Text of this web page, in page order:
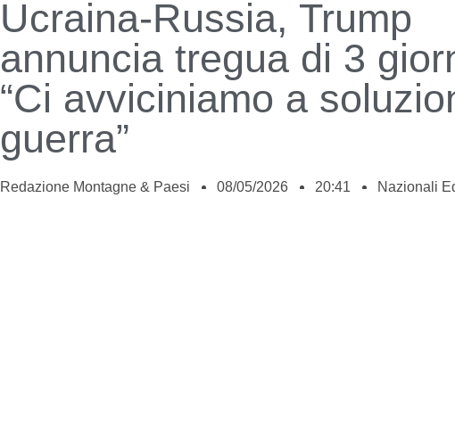
Ucraina-Russia, Trump
annuncia tregua di 3
“Ci avviciniamo a
guerra”
Redazione Montagne & Paesi 08/05/2026 20:41 Nazionali